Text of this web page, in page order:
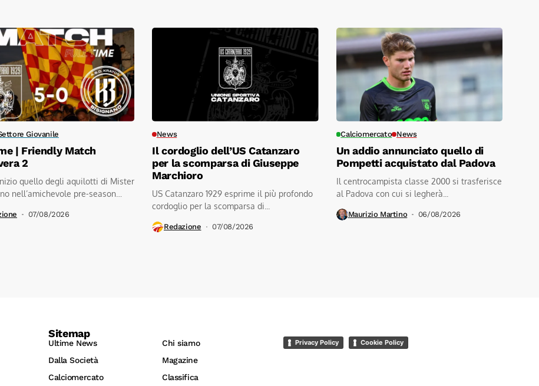
Giovanile
| Friendly Match
2
quello degli aquilotti di Mister
nell’amichevole pre-season
07/08/2026
News
Il cordoglio dell’US Catanzaro
per la scomparsa di Giuseppe
Marchioro
US Catanzaro 1929 esprime il più profondo
cordoglio per la scomparsa di...
Redazione 07/08/2026
Calciomercato News
Un addio annunciato quello di
Pompetti acquistato dal Padova
Il centrocampista classe 2000 si trasferisce
al Padova con cui si legherà...
Maurizio Martino 06/08/2026
Sitemap
Ultime News
Chi siamo
Dalla Società
Magazine
Calciomercato
Classifica
Privacy Policy Cookie Policy